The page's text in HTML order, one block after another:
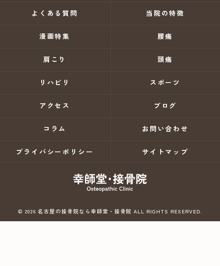
よくある質問 当院の特徴
漫画特集 腰痛
肩こり 頭痛
リハビリ スポーツ
アクセス ブログ
コラム お問い合わせ
プライバシーポリシー サイトマップ
© 2026 名古屋の接骨院なら幸師堂・接骨院 ALL RIGHTS RESERVED.